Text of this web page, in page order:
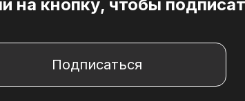
Подписаться
на кнопку, чтобы